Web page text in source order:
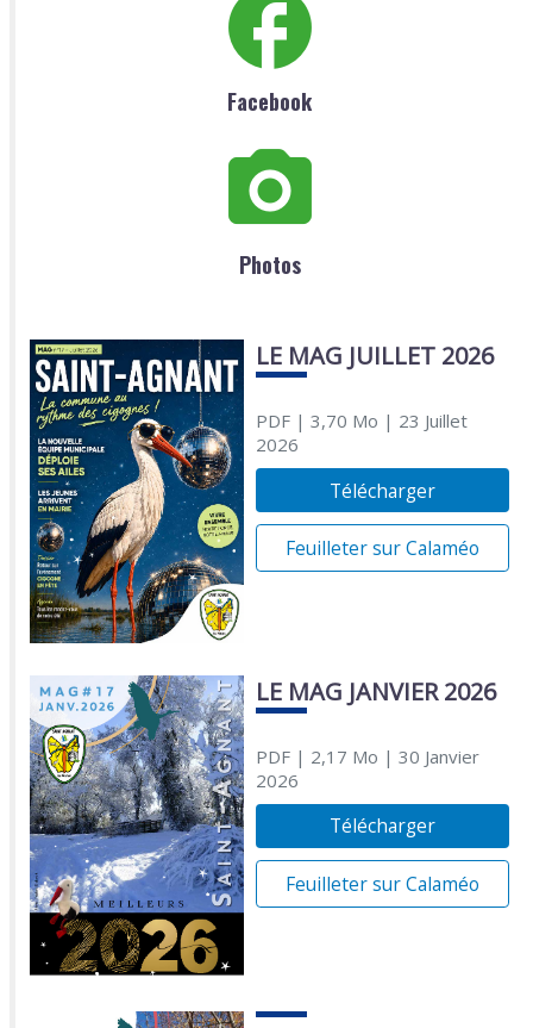
Facebook
Photos
LE MAG JUILLET 2026
PDF| 3,70 Mo | 23 Juillet
2026
Télécharger
Feuilleter sur Calaméo
LE MAG JANVIER 2026
PDF| 2,17 Mo | 30 Janvier
2026
Télécharger
Feuilleter sur Calaméo